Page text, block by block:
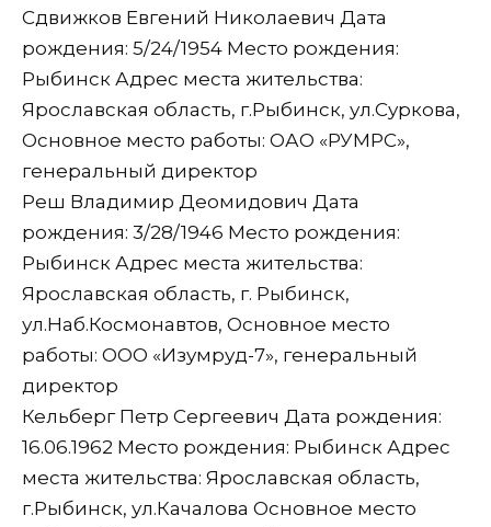
Сдвижков Евгений Николаевич Дата
рождения: 5/24/1954 Место рождения:
Рыбинск Адрес места жительства:
Ярославская область, г.Рыбинск, ул.Суркова,
Основное место работы: ОАО «РУМРС»,
генеральный директор
Реш Владимир Деомидович Дата
рождения: 3/28/1946 Место рождения:
Рыбинск Адрес места жительства:
Ярославская область, г. Рыбинск,
ул.Наб.Космонавтов, Основное место
работы: ООО «Изумруд-7», генеральный
директор
Кельберг Петр Сергеевич Дата рождения:
16.06.1962 Место рождения: Рыбинск Адрес
места жительства: Ярославская область,
г.Рыбинск, ул.Качалова Основное место